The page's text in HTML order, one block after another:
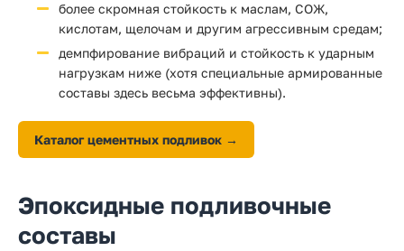
более скромная стойкость к маслам, СОЖ,
кислотам, щелочам и другим агрессивным средам;
демпфирование вибраций и стойкость к ударным
нагрузкам ниже (хотя специальные армированные
составы здесь весьма эффективны).
Каталог цементных подливок →
Эпоксидные подливочные
составы